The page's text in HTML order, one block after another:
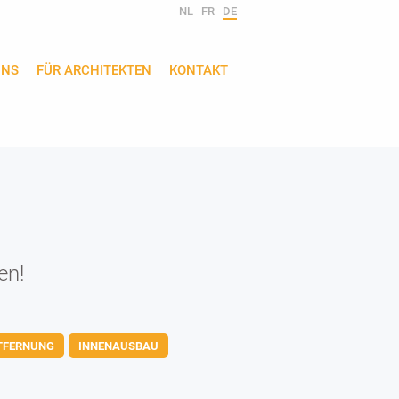
NL FR DE
FÜR ARCHITEKTEN KONTAKT
INNENAUSBAU